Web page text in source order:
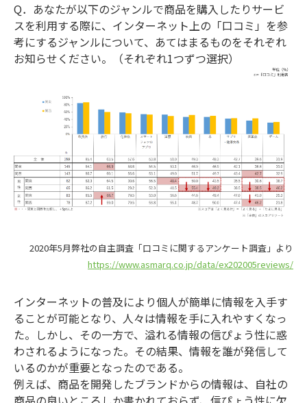
Q．あなたが以下のジャンルで商品を購入したりサービ
スを利用する際に、インターネット上の「口コミ」を参
考にするジャンルについて、あてはまるものをそれぞれ
お知らせください。（それぞれ1つずつ選択）
2020年5月弊社の自主調査「口コミに関するアンケート調査」より
https://www.asmarq.co.jp/data/ex202005reviews/
インターネットの普及により個人が簡単に情報を入手す
ることが可能となり、人々は情報を手に入れやすくなっ
た。しかし、その一方で、溢れる情報の信ぴょう性に惑
わされるようになった。その結果、情報を誰が発信して
いるのかが重要となったのである。
例えば、商品を開発したブランドからの情報は、自社の